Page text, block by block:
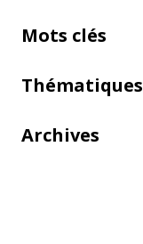
Mots clés
Thématiques
Archives